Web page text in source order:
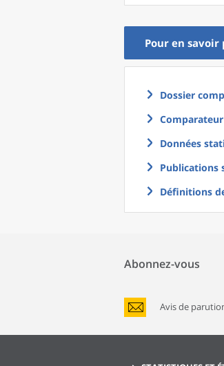
Pour en savoir
Dossier
Données
Publications
Définitions
Abonnez-vous
Avis de